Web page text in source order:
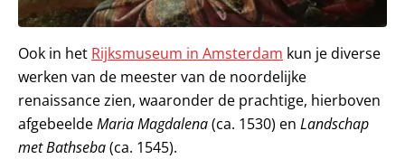
Ook in het Rijksmuseum in Amsterdam kun je diverse
werken van de meester van de noordelijke
renaissance zien, waaronder de prachtige, hierboven
afgebeeldeMaria Magdalena(ca. 1530) en Landschap
met Bathseba(ca. 1545).